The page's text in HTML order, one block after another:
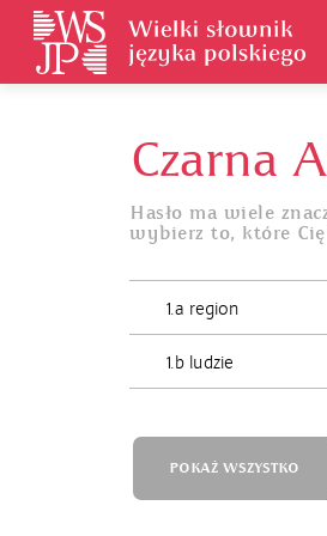
Czarna
Hasło ma wiele
wybierz to, które
1.a region
1.b ludzie
POKAŻ WSZYSTKO